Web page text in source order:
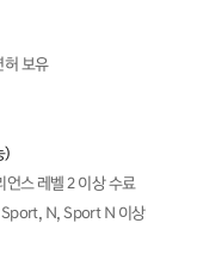
허 보유
)
스 레벨 2 이상 수료
Sport, N, Sport N 이상